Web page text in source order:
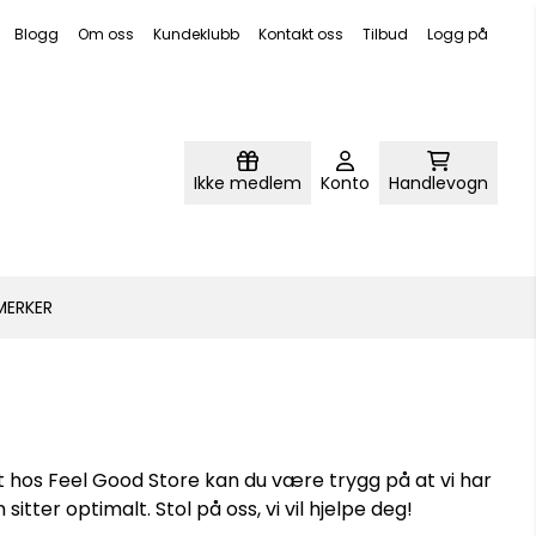
Blogg Om oss Kundeklubb Kontakt oss Tilbud Logg på
Ikke medlem Konto Handlevogn
Feel Good Store kan du være trygg på at vi har
optimalt. Stol på oss, vi vil hjelpe deg!